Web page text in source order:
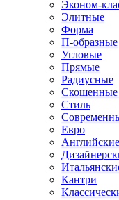
Эконом-
Элитные
Форма
П-образные
Угловые
Прямые
Радиусные
Скошенные
Стиль
Евро
Английские
Кантри